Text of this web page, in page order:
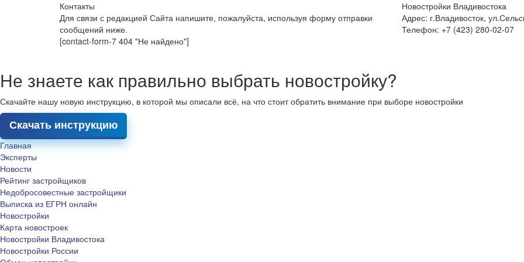
Контакты
Для связи с редакцией Сайта напишите, пожалуйста, используя форму отправки
сообщений ниже.
[contact-form-7 404 "Не найдено"]
Новостройки Владивостока
Адрес: г.Владивосток,
Телефон: +7 (423) 280-02-07
Не знаете как правильно выбрать новостройку?
Скачайте нашу новую инструкцию, в которой мы описали всё, на что стоит обратить внимание при выборе новостройки
Скачать инструкцию
Главная
Эксперты
Новости
Рейтинг застройщиков
Недобросовестные застройщики
Выписка из ЕГРН онлайн
Новостройки
Карта новостроек
Новостройки Владивостока
Новостройки России